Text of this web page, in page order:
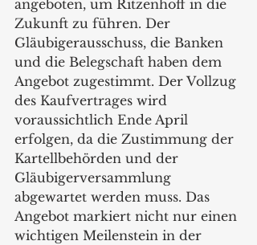
angeboten, um Ritzenhoff in die
Zukunft zu führen. Der
Gläubigerausschuss, die Banken
und die Belegschaft haben dem
Angebot zugestimmt. Der Vollzug
des Kaufvertrages wird
voraussichtlich Ende April
erfolgen, da die Zustimmung der
Kartellbehörden und der
Gläubigerversammlung
abgewartet werden muss. Das
Angebot markiert nicht nur einen
wichtigen Meilenstein in der